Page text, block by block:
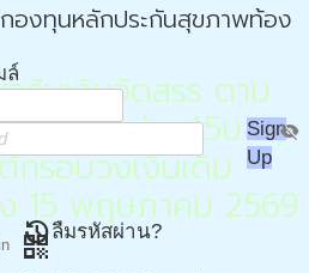
งทุนหลักประกันสุขภาพท้อง
ล์
visibility_off
restoreลืมรหัสผ่าน?
Sign
Up
รับเงินจัดสรร ตาม
การเหมาจ่าย45บาท)
กรอบวงเงินเดิม
15 พฤษภาคม 2569
qr_code